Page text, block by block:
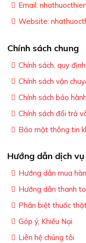
Email:
Website:
Chính sách chung
Chính sách, quy
Chính sách vận
Chính sách bảo hành
Chính sách đổi trả
Bảo mật thông tin
Hướng dẫn dịch vụ
Hướng dẫn mua
Hướng dẫn thanh
Phân biệt thuốc
Góp ý, Khiếu Nại
Liên hệ chúng tôi